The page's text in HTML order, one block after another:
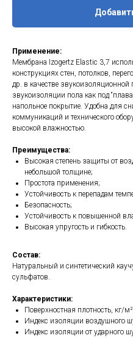
Применение:
Мембрана Izogertz Elastic 3,7
конструкциях стен, потолков,
др. в качестве
звукоизоляции пола как под
напольное покрытие. Удобна для
коммуникаций и технического
высокой влажностью.
Преимущества:
Высокая степень защиты от
небольшой толщине;
Простота применения;
Устойчивость к перепадам
Безопасность;
Устойчивость к повышенной
Высокая упругость и гибкость.
Состав:
Натуральный и синтетический
сульфатов.
Характеристики:
Поверхностная плотность, кг/
Индекс изоляции воздушного
Индекс изоляции от ударного